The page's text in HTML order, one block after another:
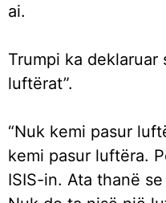
ai.
Trumpi ka deklaruar
luftërat”.
“Nuk kemi pasur
kemi pasur luftëra.
ISIS-in. Ata thanë se